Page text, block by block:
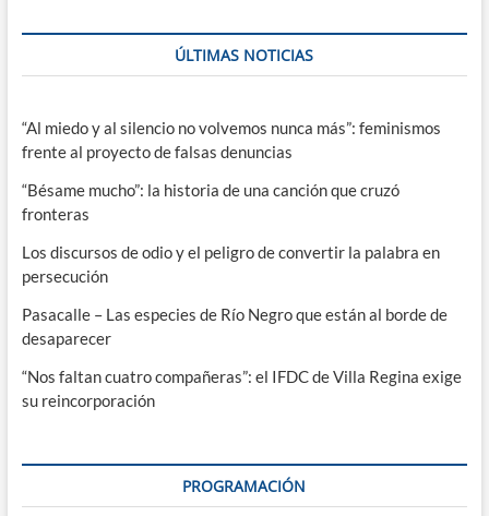
ÚLTIMAS NOTICIAS
“Al miedo y al silencio no volvemos nunca más”: feminismos
frente al proyecto de falsas denuncias
“Bésame mucho”: la historia de una canción que cruzó
fronteras
Los discursos de odio y el peligro de convertir la palabra en
persecución
Pasacalle – Las especies de Río Negro que están al borde de
desaparecer
“Nos faltan cuatro compañeras”: el IFDC de Villa Regina exige
su reincorporación
PROGRAMACIÓN